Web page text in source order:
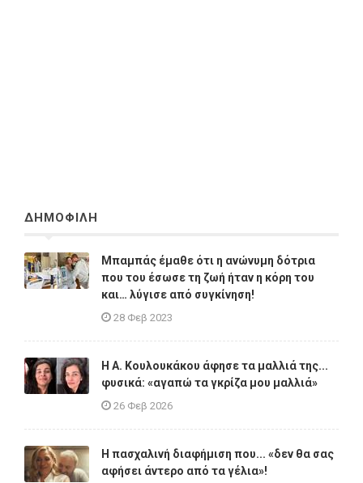
ΔΗΜΟΦΙΛΗ
Μπαμπάς έμαθε ότι η ανώνυμη δότρια
που του έσωσε τη ζωή ήταν η κόρη του
και… λύγισε από συγκίνηση!
28 Φεβ 2023
Η A. Κουλουκάκου άφησε τα μαλλιά της...
φυσικά: «αγαπώ τα γκρίζα μου μαλλιά»
26 Φεβ 2026
Η πασχαλινή διαφήμιση που... «δεν θα σας
αφήσει άντερο από τα γέλια»!